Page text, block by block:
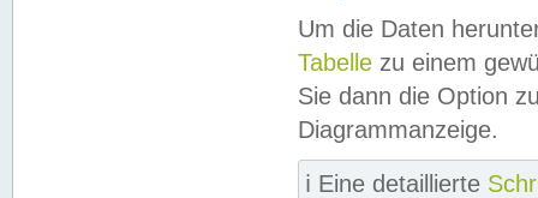
Um die Daten
Tabelle zu einem
Sie dann die Option
Diagrammanzeige.
ℹ️ Eine detaillierte